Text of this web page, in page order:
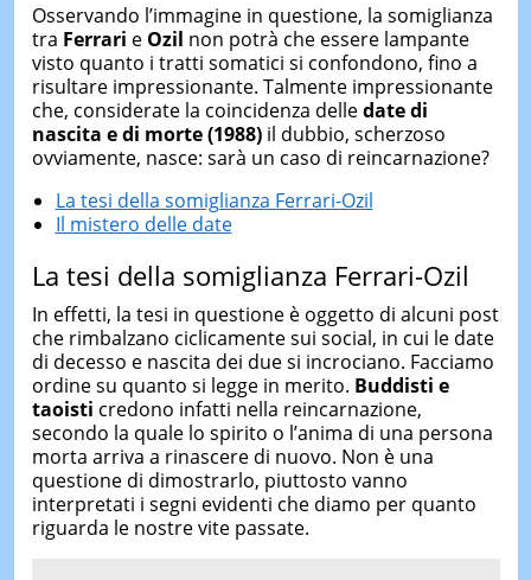
Osservando l’immagine in questione, la somiglianza
tra Ferrari e Ozil non potrà che essere lampante
visto quanto i tratti somatici si confondono, fino a
risultare impressionante. Talmente impressionante
che, considerate la coincidenza delledate di
nascita e di morte (1988)il dubbio, scherzoso
ovviamente, nasce: sarà un caso di reincarnazione?
La tesi della somiglianza Ferrari-Ozil
Il mistero delle date
La tesi della somiglianza Ferrari-Ozil
In effetti, la tesi in questione è oggetto di alcuni post
che rimbalzano ciclicamente sui social, in cui le date
di decesso e nascita dei due si incrociano. Facciamo
ordine su quanto si legge in merito. Buddisti e
taoisti credono infatti nella reincarnazione,
secondo la quale lo spirito o l’anima di una persona
morta arriva a rinascere di nuovo. Non è una
questione di dimostrarlo, piuttosto vanno
interpretati i segni evidenti che diamo per quanto
riguarda le nostre vite passate.